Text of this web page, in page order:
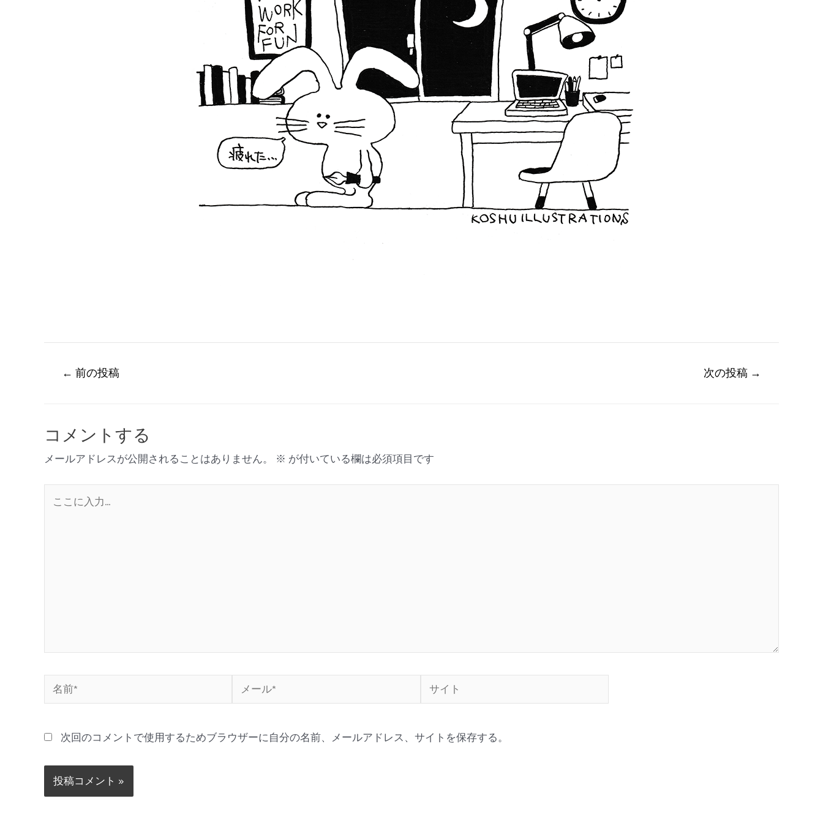
← 前の投稿 次の投稿 →
コメントする
メールアドレスが公開されることはありません。 ※ が付いている欄は必須項目です
次回のコメントで使用するためブラウザーに自分の名前、メールアドレス、サイトを保存する。